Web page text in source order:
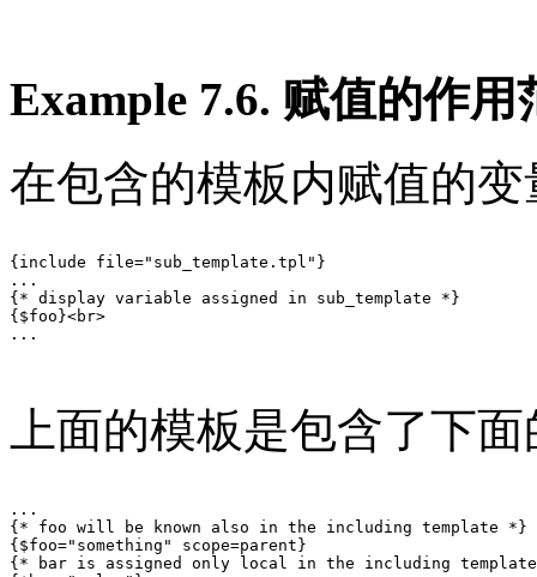
Example 7.6. 赋值的作用
在包含的模板内赋值的
{include file="sub_template.tpl"}
...
{* display variable assigned in sub_template *}
{$foo}<br>
...
上面的模板是包含了下
...
{* foo will be known also in the including template *}
{$foo="something" scope=parent}
{* bar is assigned only local in the including